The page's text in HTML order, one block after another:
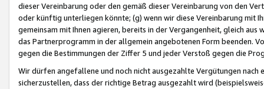
dieser Vereinbarung oder den gemäß dieser Vereinbarung von den
oder künftig unterliegen könnte; (g) wenn wir diese Vereinbarung mit
gemeinsam mit Ihnen agieren, bereits in der Vergangenheit, gleich
das Partnerprogramm in der allgemein angebotenen Form beenden.
gegen die Bestimmungen der Ziffer 5 und jeder Verstoß gegen die
Wir dürfen angefallene und noch nicht ausgezahlte Vergütungen
sicherzustellen, dass der richtige Betrag ausgezahlt wird